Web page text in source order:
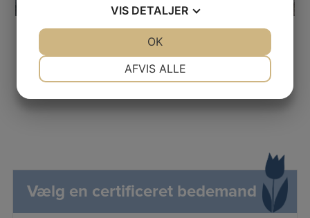
Vælg en certificeret bedemand
VIS DETALJER
AFVIS ALLE
OK